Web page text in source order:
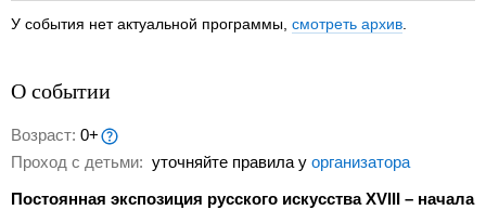
У события нет актуальной программы, смотреть архив
О событии
Возраст: 0+
Проход с детьми: уточняйте правила у организатора
Постоянная экспозиция русского искусства XVIII – начала